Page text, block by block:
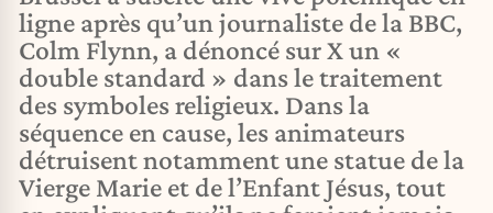
ligne après qu’un journaliste de la BBC,
Colm Flynn, a dénoncé sur X un «
double standard » dans le traitement
des symboles religieux. Dans la
séquence en cause, les animateurs
détruisent notamment une statue de la
Vierge Marie et de l’Enfant Jésus, tout